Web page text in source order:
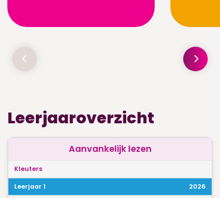
Leerjaaroverzicht
Aanvankelijk lezen
2026